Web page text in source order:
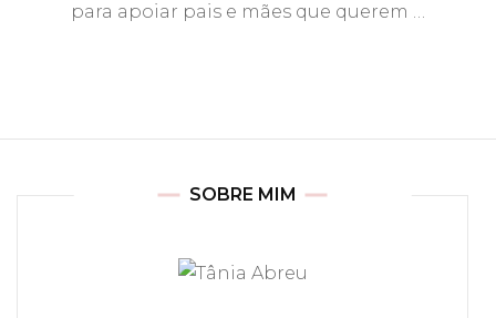
para apoiar pais e mães que querem …
SOBRE MIM